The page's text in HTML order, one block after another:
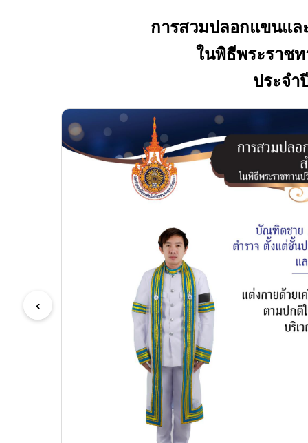
การสวมปลอกแขนแ
ในพิธีพระราช
ประจำ
‹